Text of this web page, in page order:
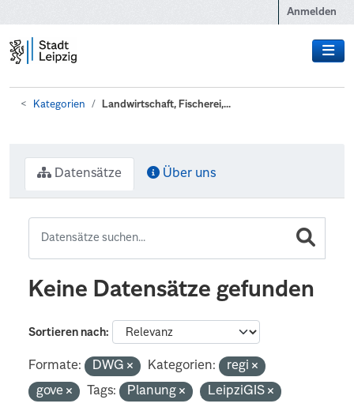
Anmelden
Kategorien Landwirtschaft, Fischerei,...
Datensätze Über uns
Keine Datensätze gefunden
Sortieren nach
Formate: DWG Kategorien:
regi
gove
Tags: Planung LeipziGIS